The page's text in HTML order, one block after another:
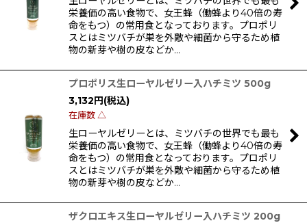
栄養価の高い食物で、女王蜂（働蜂より40倍の寿
命をもつ）の常用食となっております。プロポリ
スとはミツバチが巣を外敵や細菌から守るため植
物の新芽や樹の皮などか…
プロポリス生ローヤルゼリー入ハチミツ 500g
3,132円(税込)
在庫数 △
生ローヤルゼリーとは、ミツバチの世界でも最も
栄養価の高い食物で、女王蜂（働蜂より40倍の寿
命をもつ）の常用食となっております。プロポリ
スとはミツバチが巣を外敵や細菌から守るため植
物の新芽や樹の皮などか…
ザクロエキス生ローヤルゼリー入ハチミツ 200g